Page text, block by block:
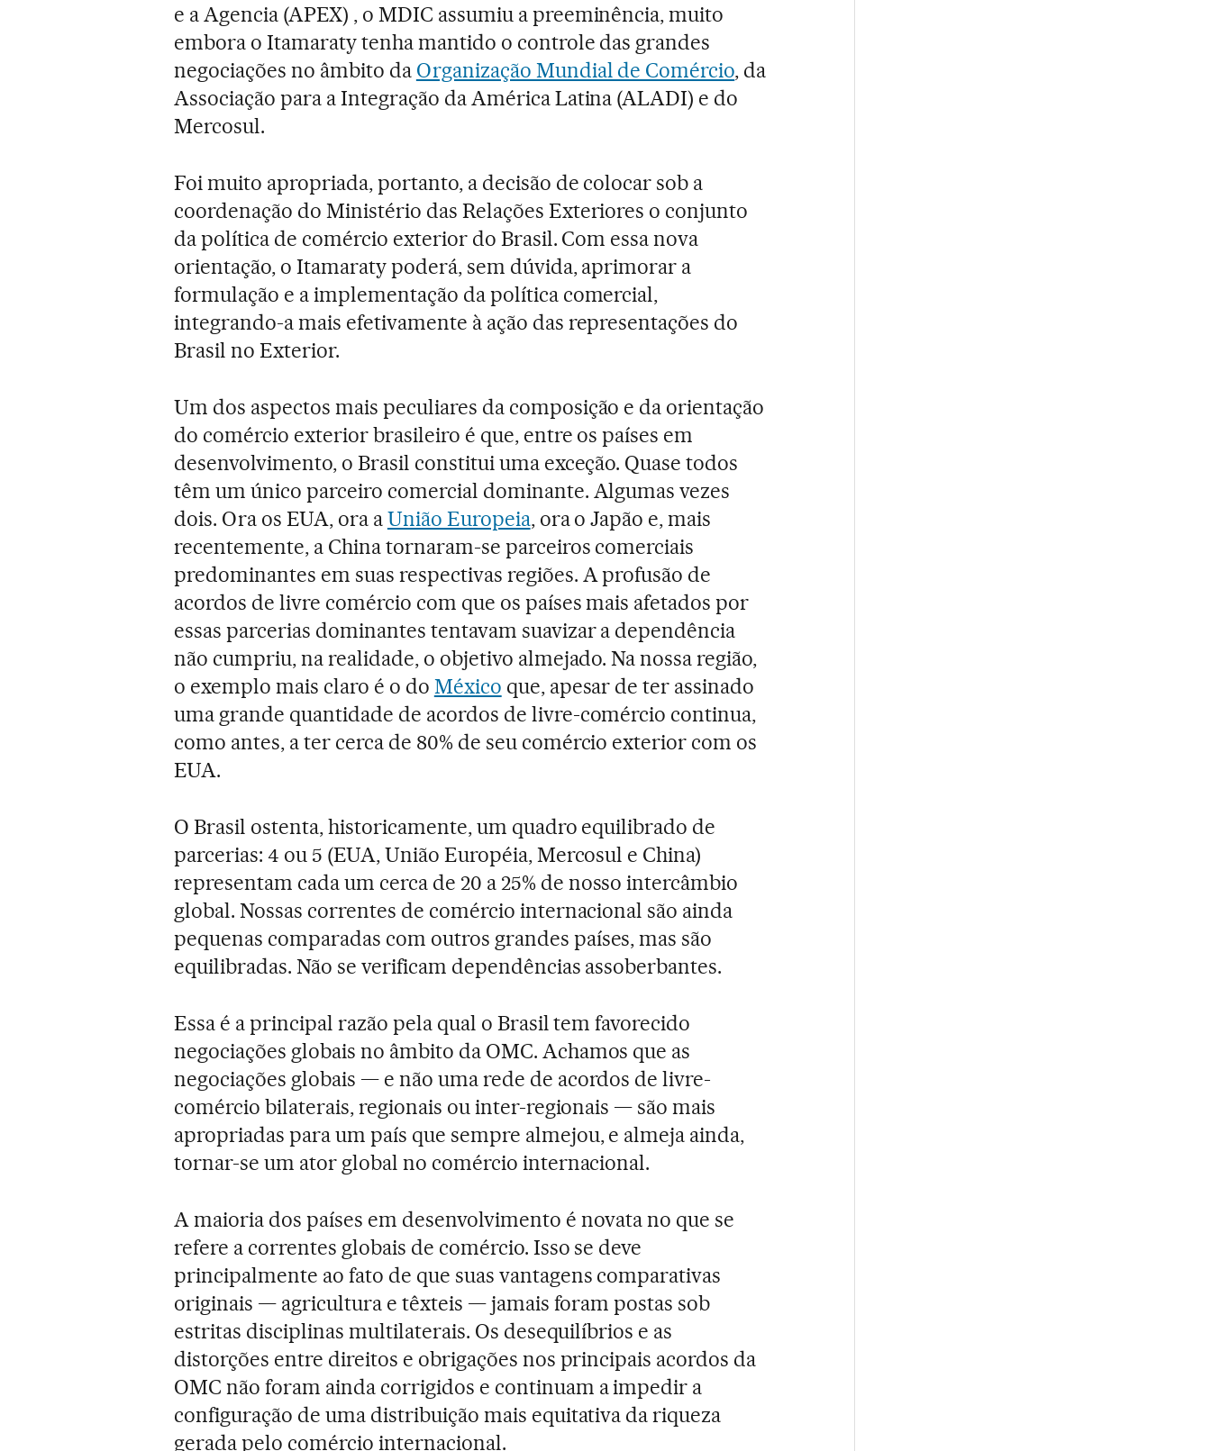
e a Agencia (APEX) , o MDIC assumiu a preeminência, muito
embora o Itamaraty tenha mantido o controle das grandes
negociações no âmbito da Organização Mundial de Comércio, da
Associação para a Integração da América Latina (ALADI) e do
Mercosul.
Foi muito apropriada, portanto, a decisão de colocar sob a
coordenação do Ministério das Relações Exteriores o conjunto
da política de comércio exterior do Brasil. Com essa nova
orientação, o Itamaraty poderá, sem dúvida, aprimorar a
formulação e a implementação da política comercial,
integrando-a mais efetivamente à ação das representações do
Brasil no Exterior.
Um dos aspectos mais peculiares da composição e da orientação
do comércio exterior brasileiro é que, entre os países em
desenvolvimento, o Brasil constitui uma exceção. Quase todos
têm um único parceiro comercial dominante. Algumas vezes
dois. Ora os EUA, ora aUnião Europeia, ora o Japão e, mais
recentemente, a China tornaram-se parceiros comerciais
predominantes em suas respectivas regiões. A profusão de
acordos de livre comércio com que os países mais afetados por
essas parcerias dominantes tentavam suavizar a dependência
não cumpriu, na realidade, o objetivo almejado. Na nossa região,
o exemplo mais claro é o do México que, apesar de ter assinado
uma grande quantidade de acordos de livre-comércio continua,
como antes, a ter cerca de 80% de seu comércio exterior com os
EUA.
O Brasil ostenta, historicamente, um quadro equilibrado de
parcerias: 4 ou 5 (EUA, União Européia, Mercosul e China)
representam cada um cerca de 20 a 25% de nosso intercâmbio
global. Nossas correntes de comércio internacional são ainda
pequenas comparadas com outros grandes países, mas são
equilibradas. Não se verificam dependências assoberbantes.
Essa é a principal razão pela qual o Brasil tem favorecido
negociações globais no âmbito da OMC. Achamos que as
negociações globais — e não uma rede de acordos de livre-
comércio bilaterais, regionais ou inter-regionais — são mais
apropriadas para um país que sempre almejou, e almeja ainda,
tornar-se um ator global no comércio internacional.
A maioria dos países em desenvolvimento é novata no que se
refere a correntes globais de comércio. Isso se deve
principalmente ao fato de que suas vantagens comparativas
originais — agricultura e têxteis — jamais foram postas sob
estritas disciplinas multilaterais. Os desequilíbrios e as
distorções entre direitos e obrigações nos principais acordos da
OMC não foram ainda corrigidos e continuam a impedir a
configuração de uma distribuição mais equitativa da riqueza
gerada pelo comércio internacional.